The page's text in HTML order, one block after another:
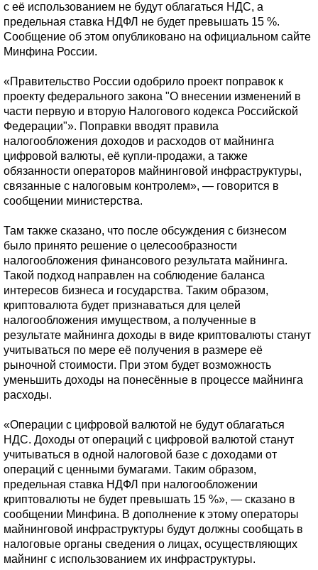
с её использованием не будут облагаться НДС, а
предельная ставка НДФЛ не будет превышать 15 %.
Сообщение об этом опубликовано на официальном сайте
Минфина России.
«Правительство России одобрило проект поправок к
проекту федерального закона "О внесении изменений в
части первую и вторую Налогового кодекса Российской
Федерации"». Поправки вводят правила
налогообложения доходов и расходов от майнинга
цифровой валюты, её купли-продажи, а также
обязанности операторов майнинговой инфраструктуры,
связанные с налоговым контролем», — говорится в
сообщении министерства.
Там также сказано, что после обсуждения с бизнесом
было принято решение о целесообразности
налогообложения финансового результата майнинга.
Такой подход направлен на соблюдение баланса
интересов бизнеса и государства. Таким образом,
криптовалюта будет признаваться для целей
налогообложения имуществом, а полученные в
результате майнинга доходы в виде криптовалюты станут
учитываться по мере её получения в размере её
рыночной стоимости. При этом будет возможность
уменьшить доходы на понесённые в процессе майнинга
расходы.
«Операции с цифровой валютой не будут облагаться
НДС. Доходы от операций с цифровой валютой станут
учитываться в одной налоговой базе с доходами от
операций с ценными бумагами. Таким образом,
предельная ставка НДФЛ при налогообложении
криптовалюты не будет превышать 15 %», — сказано в
сообщении Минфина. В дополнение к этому операторы
майнинговой инфраструктуры будут должны сообщать в
налоговые органы сведения о лицах, осуществляющих
майнинг с использованием их инфраструктуры.